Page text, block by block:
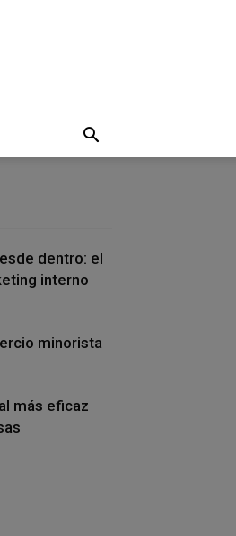
dentro: el
interno
minorista
más eficaz